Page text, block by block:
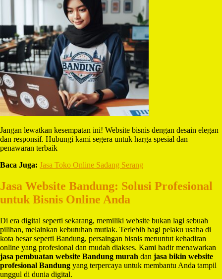
Jangan lewatkan kesempatan ini! Website bisnis dengan desain elegan
dan responsif. Hubungi kami segera untuk harga spesial dan
penawaran terbaik
Baca Juga: Jasa Toko Online Sadang Serang
Jasa Website Bandung: Solusi Profesional
untuk Bisnis Online Anda
Di era digital seperti sekarang, memiliki website bukan lagi sebuah
pilihan, melainkan kebutuhan mutlak. Terlebih bagi pelaku usaha di
kota besar seperti Bandung, persaingan bisnis menuntut kehadiran
online yang profesional dan mudah diakses. Kami hadir menawarkan
jasa pembuatan website Bandung murah dan jasa bikin website
profesional Bandung yang terpercaya untuk membantu Anda tampil
unggul di dunia digital.